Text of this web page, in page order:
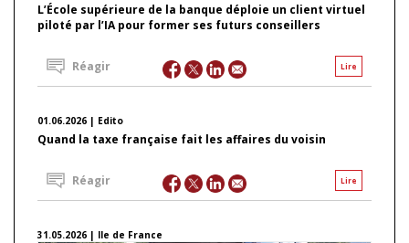
L’École supérieure de la banque déploie un client virtuel
piloté par l’IA pour former ses futurs conseillers
Lire
Réagir
01.06.2026 | Edito
Quand la taxe française fait les affaires du voisin
Lire
Réagir
31.05.2026 | Ile de France